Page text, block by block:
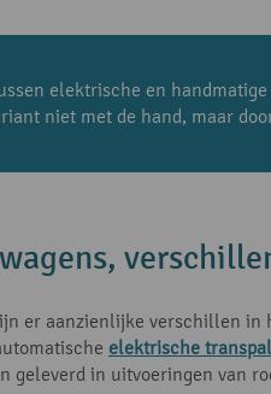
elektrische en
niet met de hand, maar
er aanzienlijke verschillen
elektrische
geleverd in uitvoeringen van